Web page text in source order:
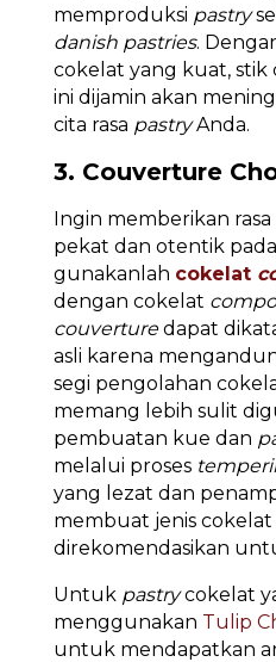
memproduksi pastry
danish pastries.
cokelat yang kuat, stik
ini dijamin akan
cita rasa pastryAnda.
3. Couverture
Ingin memberikan
pekat dan otentik pada
gunakanlah cokelat
dengan cokelat
couverturedapat
asli karena
segi pengolahan
memang lebih sulit
pembuatan kue dan
melalui proses
yang lezat dan
membuat jenis cokelat
direkomendasikan
Untuk pastrycokelat
menggunakan Tulip
untuk mendapatkan